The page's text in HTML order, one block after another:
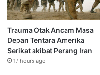
Trauma Otak Ancam Masa
Depan Tentara Amerika
Serikat akibat Perang Iran
17 hours ago